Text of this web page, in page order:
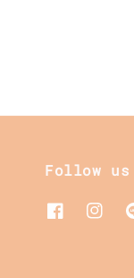
Follow us